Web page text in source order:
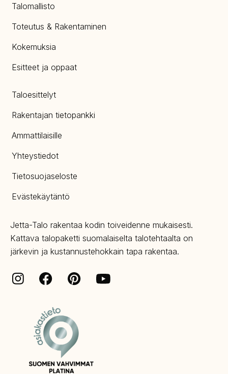
Talomallisto
Toteutus & Rakentaminen
Kokemuksia
Esitteet ja oppaat
Taloesittelyt
Rakentajan tietopankki
Ammattilaisille
Yhteystiedot
Tietosuojaseloste
Evästekäytäntö
Jetta-Talo rakentaa kodin toiveidenne mukaisesti.
Kattava talopaketti suomalaiselta talotehtaalta on
järkevin ja kustannustehokkain tapa rakentaa.
InstagramFacebookPinterestYoutube